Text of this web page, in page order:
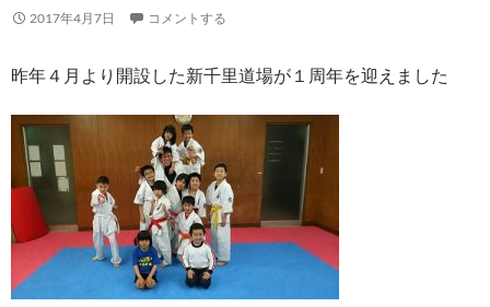
2017年4月7日 コメントする
昨年４月より開設した新千里道場が１周年を迎えました